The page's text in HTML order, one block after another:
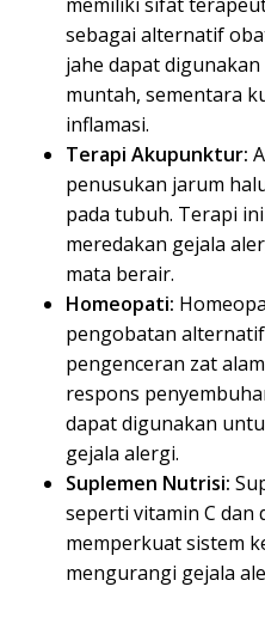
sebagai alternatif
jahe dapat
muntah, sementara
inflamasi.
Terapi Akupunktur:
penusukan jarum
pada tubuh. Terapi
meredakan gejala
mata berair.
Homeopati:
pengobatan
pengenceran zat
respons
dapat digunakan
gejala alergi.
Suplemen Nutrisi:
seperti vitamin C dan
memperkuat sistem
mengurangi gejala